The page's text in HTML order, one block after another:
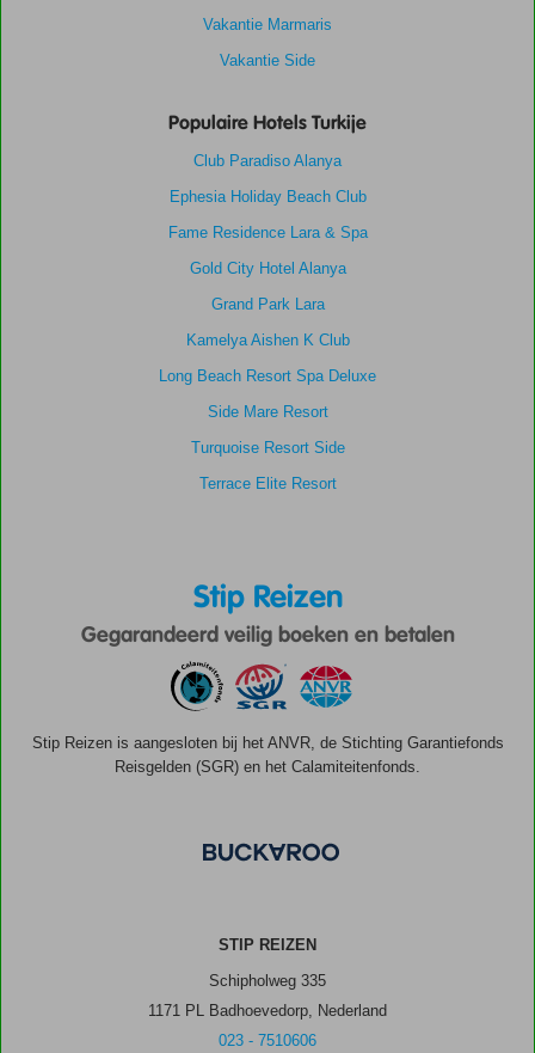
Vakantie Marmaris
Vakantie Side
Populaire Hotels Turkije
Club Paradiso Alanya
Ephesia Holiday Beach Club
Fame Residence Lara & Spa
Gold City Hotel Alanya
Grand Park Lara
Kamelya Aishen K Club
Long Beach Resort Spa Deluxe
Side Mare Resort
Turquoise Resort Side
Terrace Elite Resort
Stip Reizen
Gegarandeerd veilig boeken en betalen
Stip Reizen is aangesloten bij het ANVR, de Stichting Garantiefonds
Reisgelden (SGR) en het Calamiteitenfonds.
STIP REIZEN
Schipholweg 335
1171 PL Badhoevedorp, Nederland
023 - 7510606